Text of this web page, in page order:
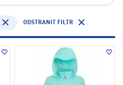
ODSTRANIT FILTR